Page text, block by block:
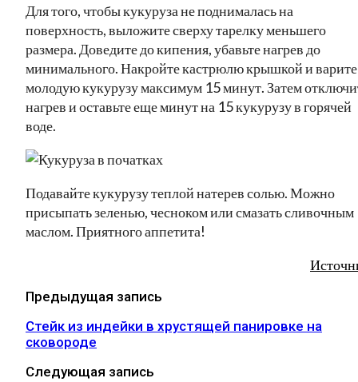
Для того, чтобы кукуруза не поднималась на
поверхность, выложите сверху тарелку меньшего
размера. Доведите до кипения, убавьте нагрев до
минимального. Накройте кастрюлю крышкой и варите
молодую кукурузу максимум 15 минут. Затем
нагрев и оставьте еще минут на 15 кукурузу в горячей
воде.
Подавайте кукурузу теплой натерев солью. Можно
присыпать зеленью, чесноком или смазать сливочным
маслом. Приятного аппетита!
Предыдущая запись
Стейк из индейки в хрустящей панировке на
сковороде
Следующая запись